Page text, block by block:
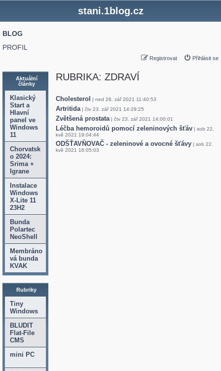
stani.1blog.cz
BLOG
PROFIL
Registrovat Přihlásit se
Aktuální
články
Klasický
Start a
Hlavní
panel ve
Windows
11
Chorvatsk
o 2024:
Srima +
Igrane
Instalace
Windows
X-Lite 11
23H2
Bunda
Polartec
NeoShell
Membráno
vá bunda
KVAK
Rubriky
Tiny
Windows
BLUDIT
Flat-File
CMS
mini PC
RUBRIKA: ZDRAVÍ
Cholesterol | ned 26. zář 2021 11:40:53
Artritida| čtv 23. zář 2021 14:29:25
Zvětšená prostata| čtv 23. zář 2021 14:00:01
Léčba hemoroidů pomocí zeleninových šťáv| sob 22.
kvě 2021 19:04:44
ODŠŤAVŇOVAČ - zeleninové a ovocné šťávy| sob 22.
kvě 2021 16:05:03